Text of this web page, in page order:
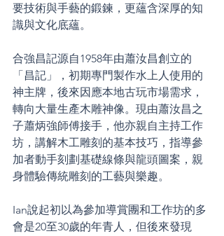
要技術與手藝的鍛鍊，更蘊含深厚的知
識與文化底蘊。
合強昌記源自1958年由蕭汝昌創立的
「昌記」，初期專門製作水上人使用的
神主牌，後來因應本地古玩市場需求，
轉向大量生產木雕神像。現由蕭汝昌之
子蕭炳強師傅接手，他亦親自主持工作
坊，講解木工雕刻的基本技巧，指導參
加者動手刻劃基礎線條與龍頭圖案，親
身體驗傳統雕刻的工藝與樂趣。
Ian說起初以為參加導賞團和工作坊的多
會是20至30歲的年青人，但後來發現